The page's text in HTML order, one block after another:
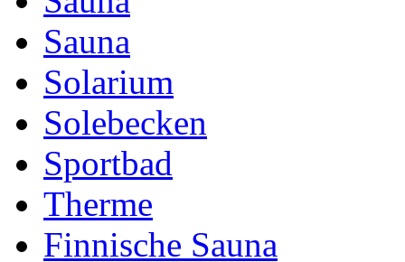
Sauna
Solarium
Solebecken
Sportbad
Therme
Finnische Sauna